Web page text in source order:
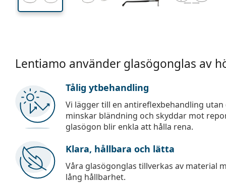
Lentiamo använder glasögonglas av
Tålig ytbehandling
Vi lägger till en antireflexbehandling
minskar bländning och skyddar mot
glasögon blir enkla att hålla rena.
Klara, hållbara och lätta
Våra glasögonglas tillverkas av material
lång hållbarhet.